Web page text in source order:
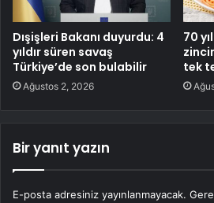
Dışişleri Bakanı duyurdu: 4
yıldır süren savaş
Türkiye’de son bulabilir
Ağustos 2, 2026
70
tek
Bir yanıt yazın
E-posta adresiniz yayınlanmayacak.